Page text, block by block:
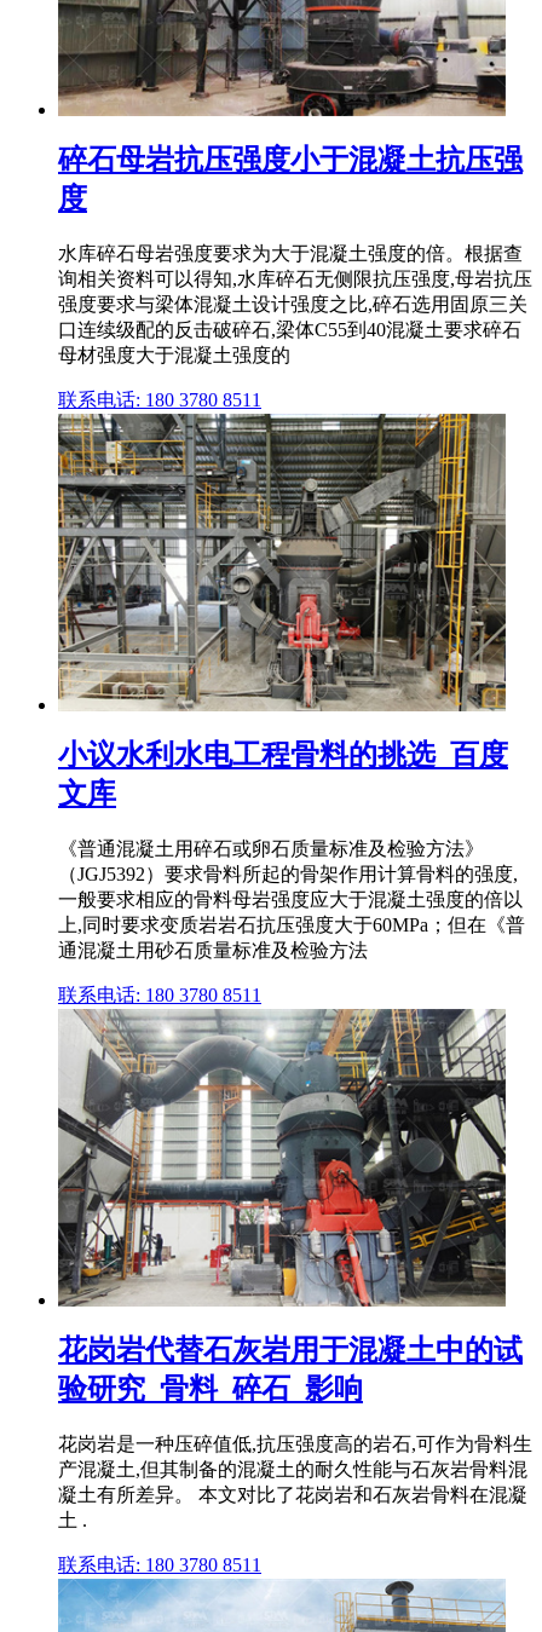
碎石母岩抗压强度小于混凝土抗压强
度
水库碎石母岩强度要求为大于混凝土强度的倍。根据查
询相关资料可以得知,水库碎石无侧限抗压强度,母岩抗压
强度要求与梁体混凝土设计强度之比,碎石选用固原三关
口连续级配的反击破碎石,梁体C55到40混凝土要求碎石
母材强度大于混凝土强度的
联系电话: 180 3780 8511
小议水利水电工程骨料的挑选_百度
文库
《普通混凝土用碎石或卵石质量标准及检验方法》
（JGJ5392）要求骨料所起的骨架作用计算骨料的强度,
一般要求相应的骨料母岩强度应大于混凝土强度的倍以
上,同时要求变质岩岩石抗压强度大于60MPa；但在《普
通混凝土用砂石质量标准及检验方法
联系电话: 180 3780 8511
花岗岩代替石灰岩用于混凝土中的试
验研究_骨料_碎石_影响
花岗岩是一种压碎值低,抗压强度高的岩石,可作为骨料生
产混凝土,但其制备的混凝土的耐久性能与石灰岩骨料混
凝土有所差异。 本文对比了花岗岩和石灰岩骨料在混凝
土 .
联系电话: 180 3780 8511